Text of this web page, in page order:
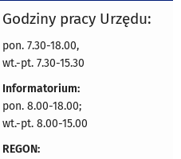
Godziny pracy Urzędu:
pon. 7.30-18.00,
wt.-pt. 7.30-15.30
Informatorium:
pon. 8.00-18.00;
wt.-pt. 8.00-15.00
REGON: